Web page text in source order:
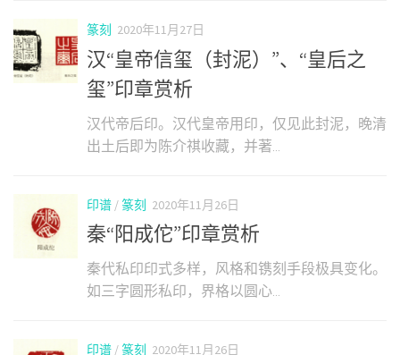
篆刻 2020年11月27日
汉“皇帝信玺（封泥）”、“皇后之
玺”印章赏析
汉代帝后印。汉代皇帝用印，仅见此封泥，晚清
出土后即为陈介祺收藏，并著...
印谱 / 篆刻 2020年11月26日
秦“阳成佗”印章赏析
秦代私印印式多样，风格和镌刻手段极具变化。
如三字圆形私印，界格以圆心...
印谱 / 篆刻 2020年11月26日